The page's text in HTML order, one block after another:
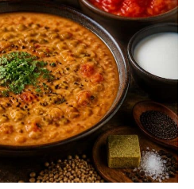
service de table est
unique. Veuillez noter
que les variations de
couleur ne sont pas des
défauts, mais plutôt le
résultat de la perfection
inhérente à ce processus
ancien.